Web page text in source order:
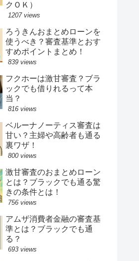
クＯＫ）
1207 views
ろうきんおまとめローンを
使うべき？審査基準とおす
すめポイントまとめ！
839 views
フクホーは激甘審査？ブラ
ックでも借りれるって本
当？
816 views
ベルーナノーティス審査は
甘い？主婦や高齢者も通る
裏ワザ！
800 views
激甘審査のおまとめローン
とは？ブラックでも通る驚
きの条件とは！
756 views
アムザ消費者金融の審査基
準とは？ブラックでも通
る？
693 views